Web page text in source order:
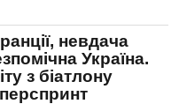
невдача
Україна.
з біатлону